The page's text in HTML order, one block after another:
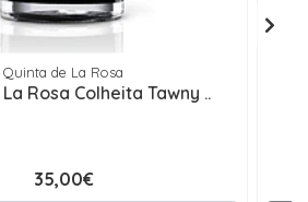
Quinta de La Rosa
Rosa Colheita Tawny ..
35,00€